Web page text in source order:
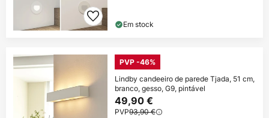
Em stock
PVP -46%
Lindby candeeiro de parede Tjada, 51 cm,
branco, gesso, G9, pintável
49,90 €
PVP93,90 €